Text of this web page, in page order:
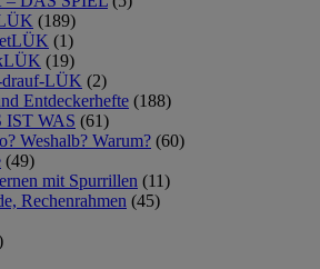
(189)
(1)
(19)
LÜK (2)
Entdeckerhefte (188)
IST WAS (61)
Weshalb? Warum? (60)
(49)
mit Spurrillen (11)
Rechenrahmen (45)